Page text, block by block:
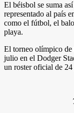
El béisbol se suma
representado al país
como el fútbol, el
playa.
El torneo olímpico
julio en el Dodger
un roster oficial de 24